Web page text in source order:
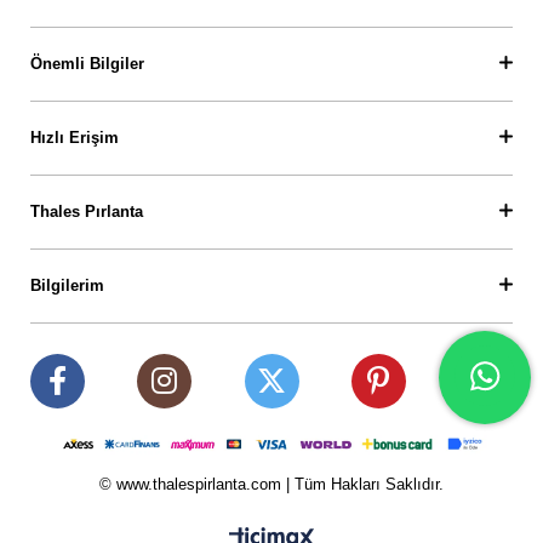
Önemli Bilgiler
Hızlı Erişim
Thales Pırlanta
Bilgilerim
© www.thalespirlanta.com | Tüm Hakları Saklıdır.